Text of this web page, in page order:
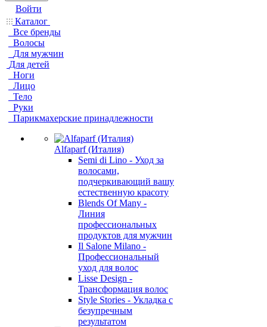
Войти
Каталог
Все бренды
Волосы
Для мужчин
Для детей
Ноги
Лицо
Тело
Руки
Парикмахерские принадлежности
Alfaparf (Италия)
Semi di Lino - Уход за
волосами,
подчеркивающий вашу
естественную красоту
Blends Of Many -
Линия
профессиональных
продуктов для мужчин
Il Salone Milano -
Профессиональный
уход для волос
Lisse Design -
Трансформация волос
Style Stories - Укладка с
безупречным
результатом